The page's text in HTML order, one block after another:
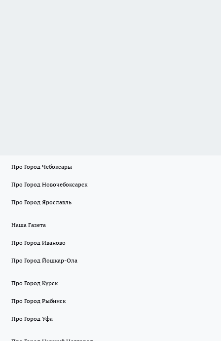
Про Город Чебоксары
Про Город Новочебоксарск
Про Город Ярославль
Наша Газета
Про Город Иваново
Про Город Йошкар-Ола
Про Город Курск
Про Город Рыбинск
Про Город Уфа